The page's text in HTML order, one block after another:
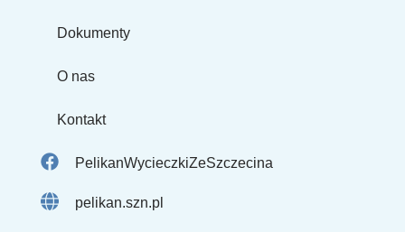
Dokumenty
O nas
Kontakt
PelikanWycieczkiZeSzczecina
pelikan.szn.pl